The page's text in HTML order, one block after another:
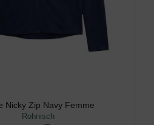
Nicky Zip Navy Femme
Rohnisch